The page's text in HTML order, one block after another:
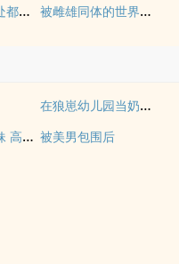
救命！这里到处都是阴暗批（西幻NPH） 被雌雄同体的世界爆炒了（玄幻nph）
在狼崽幼儿园当奶爸的日常
玩人丧德（兄妹 高H） 被美男包围后